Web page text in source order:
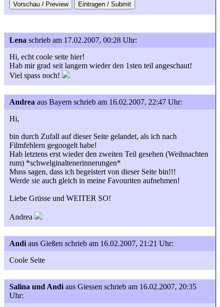
Lena schrieb am 17.02.2007, 00:28 Uhr:
Hi, echt coole seite hier!
Hab mir grad seit langem wieder den 1sten teil angeschaut!
Viel spass noch!
Andrea aus Bayern schrieb am 16.02.2007, 22:47 Uhr:
Hi,
bin durch Zufall auf dieser Seite gelandet, als ich nach
Filmfehlern gegoogelt habe!
Hab letztens erst wieder den zweiten Teil gesehen (Weihnachten
rum) *schwelginaltenerinnerungen*
Muss sagen, dass ich begeistert von dieser Seite bin!!!
Werde sie auch gleich in meine Favouriten aufnehmen!
Liebe Grüsse und WEITER SO!
Andrea
Andi aus Gießen schrieb am 16.02.2007, 21:21 Uhr:
Coole Seite
Salina und Andi aus Giessen schrieb am 16.02.2007, 20:35
Uhr: